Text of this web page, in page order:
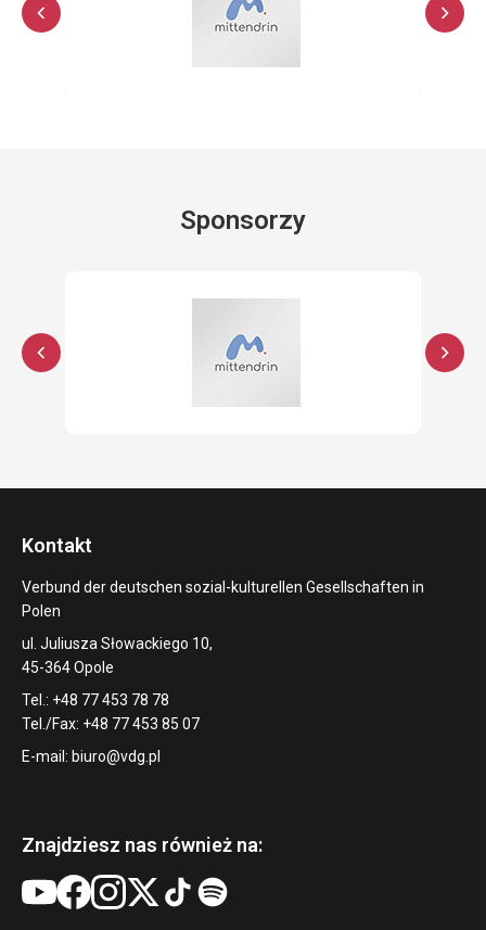
Sponsorzy
Kontakt
Verbund der deutschen sozial-kulturellen Gesellschaften in
Polen
ul. Juliusza Słowackiego 10,
45-364 Opole
Tel.: +48 77 453 78 78
Tel./Fax: +48 77 453 85 07
E-mail: biuro@vdg.pl
Znajdziesz nas również na: